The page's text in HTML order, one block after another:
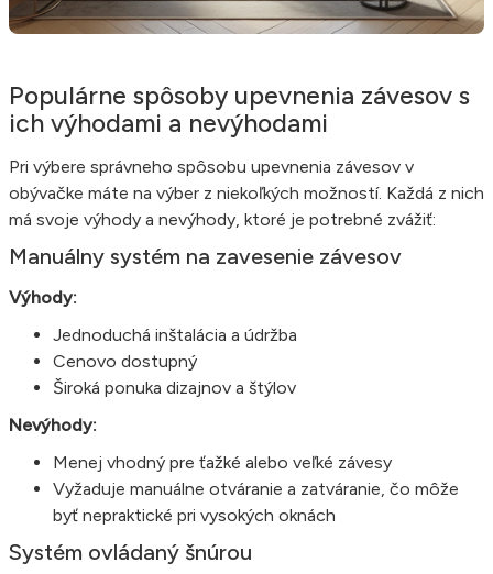
Populárne spôsoby upevnenia závesov s
ich výhodami a nevýhodami
Pri výbere správneho spôsobu upevnenia závesov v
obývačke máte na výber z niekoľkých možností. Každá z nich
má svoje výhody a nevýhody, ktoré je potrebné zvážiť:
Manuálny systém na zavesenie závesov
Výhody:
Jednoduchá inštalácia a údržba
Cenovo dostupný
Široká ponuka dizajnov a štýlov
Nevýhody:
Menej vhodný pre ťažké alebo veľké závesy
Vyžaduje manuálne otváranie a zatváranie, čo môže
byť nepraktické pri vysokých oknách
Systém ovládaný šnúrou